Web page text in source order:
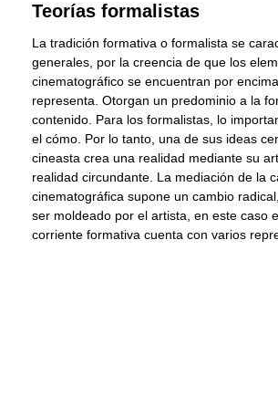
Teorías formalistas
La tradición formativa o formalista se
generales, por la creencia de que los
cinematográfico se encuentran por
representa. Otorgan un predominio a la
contenido. Para los formalistas, lo
el cómo. Por lo tanto, una de sus ideas
cineasta crea una realidad mediante su
realidad circundante. La mediación de la
cinematográfica supone un cambio
ser moldeado por el artista, en este caso
corriente formativa cuenta con varios